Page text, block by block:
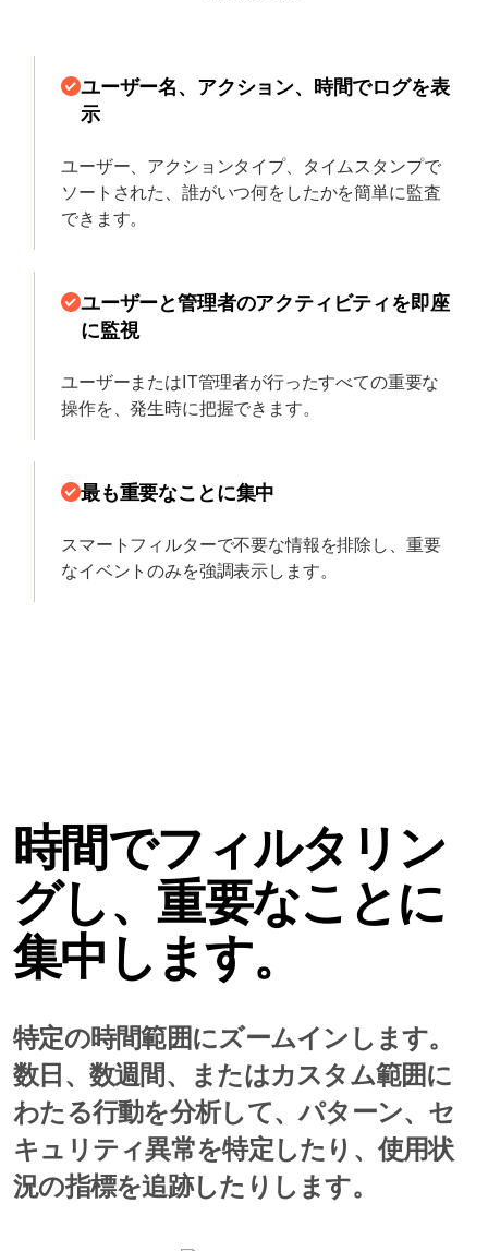
ユーザー名、アクション、時間でログを表
示
ユーザー、アクションタイプ、タイムスタンプで
ソートされた、誰がいつ何をしたかを簡単に監査
できます。
ユーザーと管理者のアクティビティを即座
に監視
ユーザーまたはIT管理者が行ったすべての重要な
操作を、発生時に把握できます。
最も重要なことに集中
スマートフィルターで不要な情報を排除し、重要
なイベントのみを強調表示します。
時間でフィルタリン
グし、重要なことに
集中します。
特定の時間範囲にズームインします。
数日、数週間、またはカスタム範囲に
わたる行動を分析して、パターン、セ
キュリティ異常を特定したり、使用状
況の指標を追跡したりします。